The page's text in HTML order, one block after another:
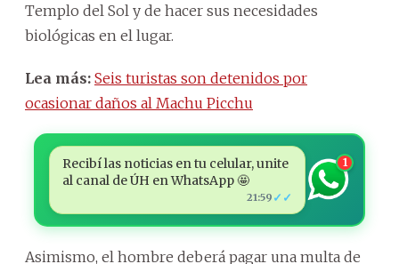
Templo del Sol y de hacer sus necesidades
biológicas en el lugar.
Lea más: Seis turistas son detenidos por
ocasionar daños al Machu Picchu
Recibí las noticias en tu celular, unite
al canal de ÚH en WhatsApp 🤩
21:59 ✓✓
1
Asimismo, el hombre deberá pagar una multa de